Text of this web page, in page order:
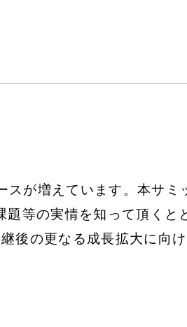
が増えています。本サミ
等の実情を知って頂くと
後の更なる成長拡大に向け